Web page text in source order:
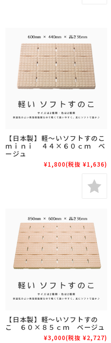
【日本製】軽～いソフトすのこ
ｍｉｎｉ ４４×６０ｃｍ ベ
ージュ
¥1,800(税抜 ¥1,636)
【日本製】軽～いソフトすの
こ ６０×８５ｃｍ ベージュ
¥3,000(税抜 ¥2,727)